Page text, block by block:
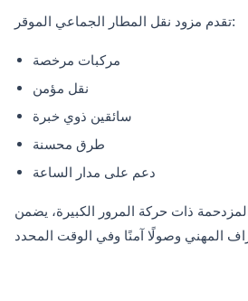
تقدم مزود نقل المطار الجماعي الموقر:
مركبات مرخصة
نقل مؤمن
سائقين ذوي خبرة
طرق محسنة
دعم على مدار الساعة
ذات حركة المرور الكبيرة، يضمن